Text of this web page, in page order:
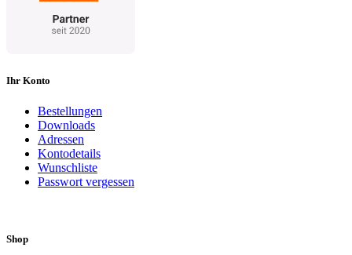
Ihr Konto
Bestellungen
Downloads
Adressen
Kontodetails
Wunschliste
Passwort vergessen
Shop